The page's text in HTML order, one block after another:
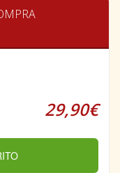
29,90€